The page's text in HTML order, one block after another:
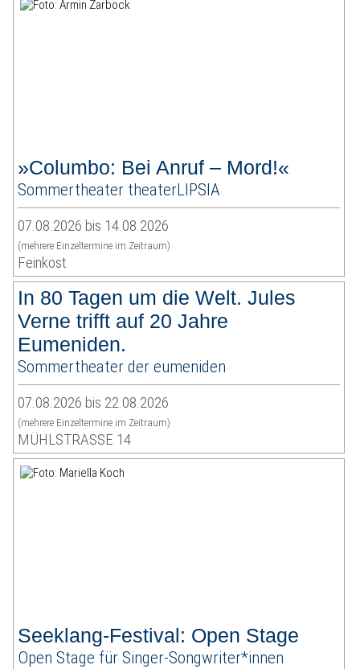
»Columbo: Bei Anruf – Mord!«
Sommertheater theaterLIPSIA
07.08.2026 bis 14.08.2026
(mehrere Einzeltermine im Zeitraum)
Feinkost
In 80 Tagen um die Welt. Jules
Verne trifft auf 20 Jahre
Eumeniden.
Sommertheater der eumeniden
07.08.2026 bis 22.08.2026
(mehrere Einzeltermine im Zeitraum)
MÜHLSTRASSE 14
Seeklang-Festival: Open Stage
Open Stage für Singer-Songwriter*innen